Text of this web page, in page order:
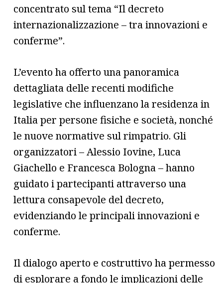
concentrato sul tema “Il decreto
internazionalizzazione – tra innovazioni e
conferme”.
L’evento ha offerto una panoramica
dettagliata delle recenti modifiche
legislative che influenzano la residenza in
Italia per persone fisiche e società, nonché
le nuove normative sul rimpatrio. Gli
organizzatori – Alessio Iovine, Luca
Giachello e Francesca Bologna – hanno
guidato i partecipanti attraverso una
lettura consapevole del decreto,
evidenziando le principali innovazioni e
conferme.
Il dialogo aperto e costruttivo ha permesso
di esplorare a fondo le implicazioni delle